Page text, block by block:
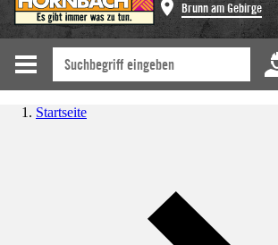
Brunn am Gebirge
Startseite